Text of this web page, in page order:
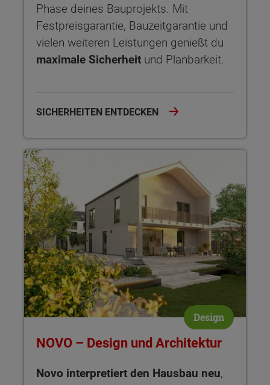
Phase deines Bauprojekts. Mit
Festpreisgarantie, Bauzeitgarantie und
vielen weiteren Leistungen genießt du
maximale Sicherheit und Planbarkeit.
SICHERHEITEN ENTDECKEN
NOVO – Design und Architektur Novo interpretiert den
Design
NOVO – Design und Architektur
Novo interpretiert den Hausbau neu,